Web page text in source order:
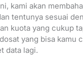
kami akan
tentunya sesuai
kuota yang cukup
yang bisa
data lagi.